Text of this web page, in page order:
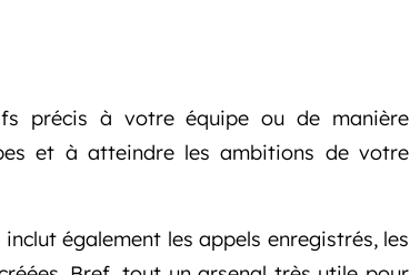
précis à votre équipe ou de manière
et à atteindre les ambitions de votre
également les appels enregistrés, les